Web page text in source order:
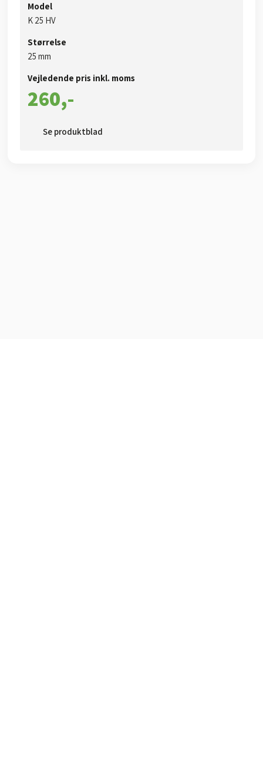
Model
​​K 25​ HV
Størrelse
​25 mm​
Vejledende pris inkl. moms​
260,-​
Se produktblad​